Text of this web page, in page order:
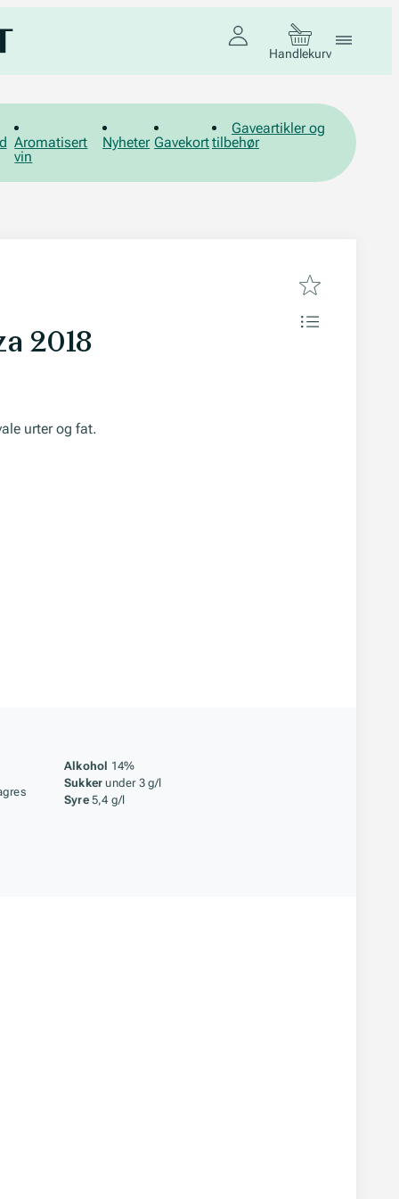
Handlekurv
Aromatisert
vin
Nyheter Gavekort
Gaveartikler og
tilbehør
2018
urter og fat.
Alkohol 14%
Sukker under 3 g/l
Syre 5,4 g/l